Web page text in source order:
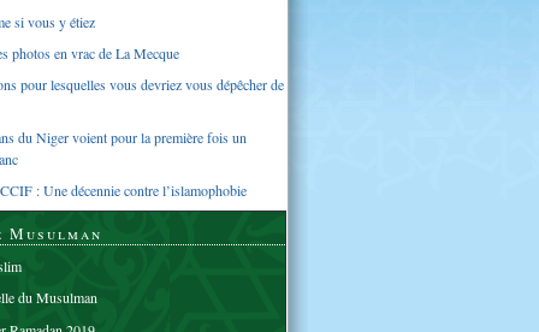
si vous y étiez
photos en vrac de La Mecque
pour lesquelles vous devriez vous dépêcher de
du Niger voient pour la première fois un
: Une décennie contre l’islamophobie
Musulman
du Musulman